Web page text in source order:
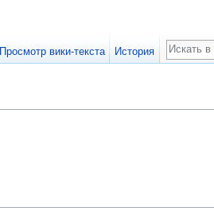
Просмотр вики-текста История
Поиск